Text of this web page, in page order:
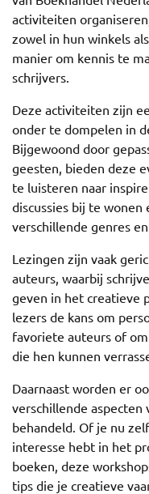
activiteiten
zowel in hun winkels
manier om kennis te
schrijvers.
Deze activiteiten zijn
onder te dompelen in
Bijgewoond door
geesten, bieden deze
te luisteren naar
discussies bij te
verschillende genres en
Lezingen zijn vaak
auteurs, waarbij
geven in het creatieve
lezers de kans om
favoriete auteurs of
die hen kunnen
Daarnaast worden er
verschillende aspecten
behandeld. Of je nu
interesse hebt in het
boeken, deze
tips die je creatieve